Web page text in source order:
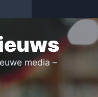
media –